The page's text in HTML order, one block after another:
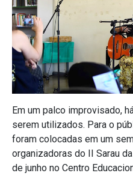
Em um palco improvisado,
serem utilizados. Para o
foram colocadas em um
organizadoras do II Sarau
de junho no Centro